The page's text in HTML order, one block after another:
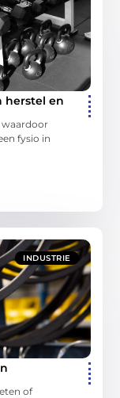
herstel en
waardoor
fysio in
INDUSTRIE
of